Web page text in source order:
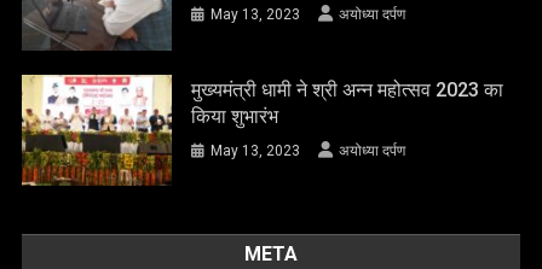
May 13, 2023 अयोध्या दर्पण
मुख्यमंत्री धामी ने श्री अन्न महोत्सव 2023 का
किया शुभारंभ
May 13, 2023 अयोध्या दर्पण
META